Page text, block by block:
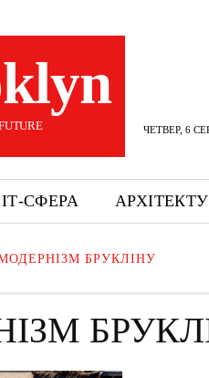
ЧЕТВЕР, 6
ІТ-СФЕРА
БРУКЛІНУ